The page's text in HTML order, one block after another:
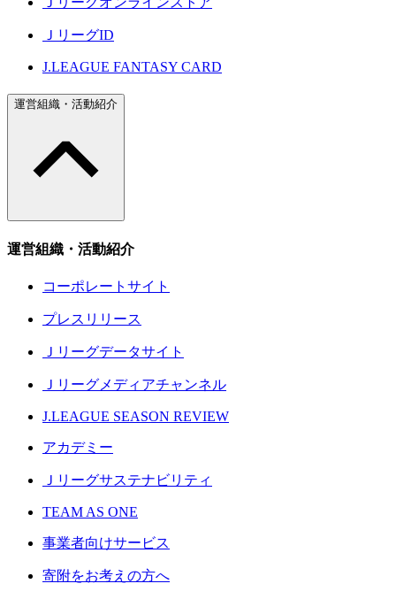
ＪリーグID
J.LEAGUE FANTASY CARD
運営組織・活動紹介
運営組織・活動紹介
コーポレートサイト
プレスリリース
Ｊリーグデータサイト
Ｊリーグメディアチャンネル
J.LEAGUE SEASON REVIEW
アカデミー
Ｊリーグサステナビリティ
TEAM AS ONE
事業者向けサービス
寄附をお考えの方へ